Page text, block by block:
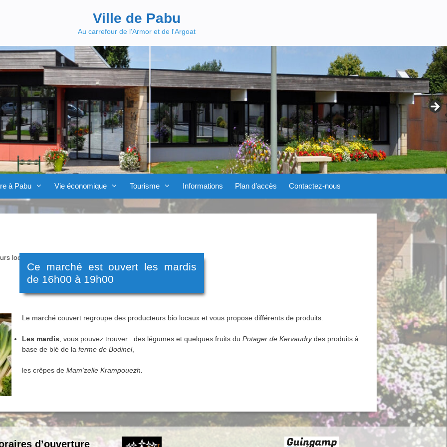
Ville de Pabu
Au carrefour de l'Armor et de l'Argoat
à Pabu Vie économique Tourisme Informations Plan d’accès Contactez-nous
locaux bio au 88 rue de l’Armor à Pabu.
Ce marché est ouvert les mardis
de 16h00 à 19h00
Le marché couvert regroupe des producteurs bio locaux et vous propose différents de produits.
Les mardis , vous pouvez trouver : des légumes et quelques fruits duPotager de Kervaudrydes produits à
base de blé de laferme de Bodinel,
les crêpes deMam’zelle Krampouezh.
d’ouverture